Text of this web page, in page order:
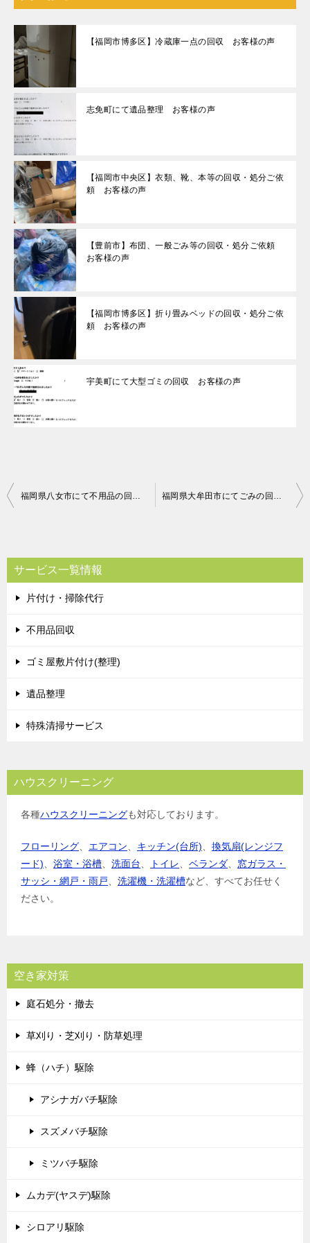
【福岡市博多区】冷蔵庫一点の回収 お客様の声
志免町にて遺品整理 お客様の声
【福岡市中央区】衣類、靴、本等の回収・処分ご依
頼 お客様の声
【豊前市】布団、一般ごみ等の回収・処分ご依頼
お客様の声
【福岡市博多区】折り畳みベッドの回収・処分ご依
頼 お客様の声
宇美町にて大型ゴミの回収 お客様の声
投
ビ
ゲ
ー
シ
福岡県八女市にて不用品の回収処分 お客様の声 福岡県大牟田市にてごみの回収処理 お客様の声
サービス一覧情報
片付け・掃除代行
不用品回収
ゴミ屋敷片付け(整理)
遺品整理
特殊清掃サービス
ハウスクリーニング
各種ハウスクリーニングも対応しております。
フローリング エアコン キッチン(台所)
換気扇(レンジフ
ード)
浴室・浴槽 洗面台 トイレ ベランダ
窓ガラス・
サッシ・網戸・雨戸
洗濯機・洗濯槽など、すべてお任せく
ださい。
空き家対策
庭石処分・撤去
草刈り・芝刈り・防草処理
蜂（ハチ）駆除
アシナガバチ駆除
スズメバチ駆除
ミツバチ駆除
ムカデ(ヤスデ)駆除
シロアリ駆除